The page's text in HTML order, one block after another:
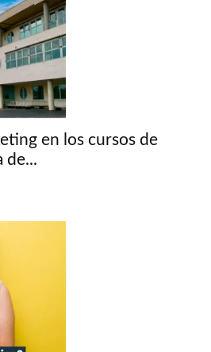
en los cursos de
de...